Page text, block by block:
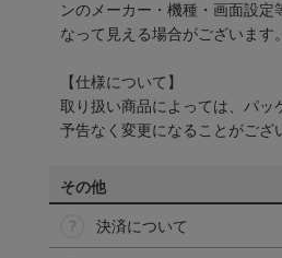
ンのメーカー・機種・画面設
なって見える場合がございます
【仕様について】
取り扱い商品によっては、パ
予告なく変更になることがござ
その他
決済について